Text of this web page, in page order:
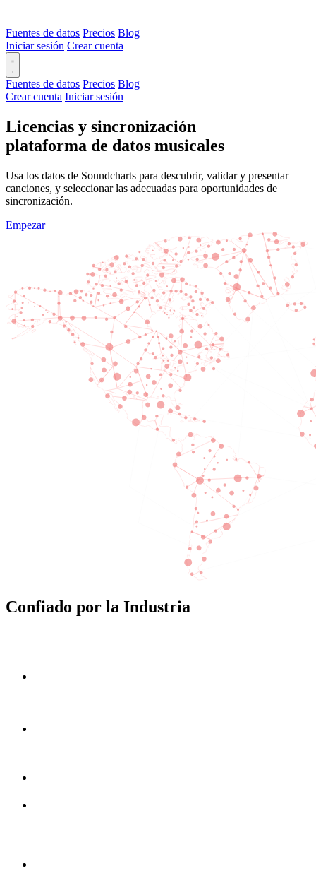
Fuentes de datos Precios Blog
Iniciar sesión Crear cuenta
Fuentes de datos Precios Blog
Crear cuenta Iniciar sesión
Licencias y sincronización
plataforma de datos musicales
Usa los datos de Soundcharts para descubrir, validar y presentar
canciones, y seleccionar las adecuadas para oportunidades de
sincronización.
Empezar
Confiado por la Industria